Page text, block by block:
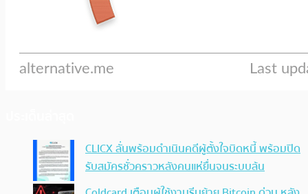
CLICX ลั่นพร้อมดำเนินคดีผู้ตั้งใจบิดหนี้ พร้อมปิด
รับสมัครชั่วคราวหลังคนแห่ยื่นจนระบบล้น